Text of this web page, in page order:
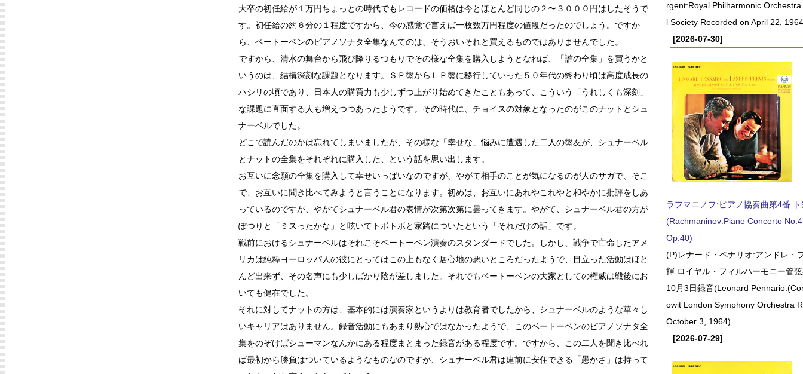
大卒の初任給が１万円ちょっとの時代でもレコードの価格は今とほとんど同じの２〜３０００円はしたそうで
す。初任給の約６分の１程度ですから、今の感覚で言えば一枚数万円程度の値段だったのでしょう。ですか
ら、ベートーベンのピアノソナタ全集なんてのは、そうおいそれと買えるものではありませんでした。
ですから、清水の舞台から飛び降りるつもりでその様な全集を購入しようとなれば、「誰の全集」を買うかと
いうのは、結構深刻な課題となります。ＳＰ盤からＬＰ盤に移行していった５０年代の終わり頃は高度成長の
ハシリの頃であり、日本人の購買力も少しずつ上がり始めてきたこともあって、こういう「うれしくも深刻」
な課題に直面する人も増えつつあったようです。その時代に、チョイスの対象となったのがこのナットとシュ
ナーベルでした。
どこで読んだのかは忘れてしまいましたが、その様な「幸せな」悩みに遭遇した二人の盤友が、シュナーベル
とナットの全集をそれぞれに購入した、という話を思い出します。
お互いに念願の全集を購入して幸せいっぱいなのですが、やがて相手のことが気になるのが人のサガで、そこ
で、お互いに聞き比べてみようと言うことになります。初めは、お互いにあれやこれやと和やかに批評をしあ
っているのですが、やがてシュナーベル君の表情が次第次第に曇ってきます。やがて、シュナーベル君の方が
ぽつりと「ミスったかな」と呟いてトボトボと家路についたという「それだけの話」です。
戦前におけるシュナーベルはそれこそベートーベン演奏のスタンダードでした。しかし、戦争で亡命したアメ
リカは純粋ヨーロッパ人の彼にとってはこの上もなく居心地の悪いところだったようで、目立った活動はほと
んど出来ず、その名声にも少しばかり陰が差しました。それでもベートーベンの大家としての権威は戦後にお
いても健在でした。
それに対してナットの方は、基本的には演奏家というよりは教育者でしたから、シュナーベルのような華々し
いキャリアはありません。録音活動にもあまり熱心ではなかったようで、このベートーベンのピアノソナタ全
集をのぞけばシューマンなんかにある程度まとまった録音がある程度です。ですから、この二人を聞き比べれ
ば最初から勝負はついているようなものなのですが、シュナーベル君は建前に安住できる「愚かさ」は持って
rgent:Royal Philharmonic
l Society Recorded on April 22,
[2026-07-30]
ラフマニノフ:ピアノ協奏曲第4番
(Rachmaninov:Piano Concerto
Op.40)
(P)レナード・ペナリオ:アンドレ・
揮 ロイヤル・フィルハーモニー管
10月3日録音(Leonard
owit London Symphony Orchestra
October 3, 1964)
[2026-07-29]